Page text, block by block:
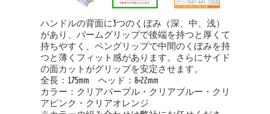
ハンドルの背面に3つのくぼみ（深、中、浅）
があり、パームグリップで後端を持つと厚くて
持ちやすく、ペングリップで中間のくぼみを持
つと薄くフィット感があります。さらにサイド
の面カットがグリップを安定させます。
全長：175mm ヘッド：8×22mm
カラー：クリアパープル・クリアブルー・クリ
アピンク・クリアオレンジ